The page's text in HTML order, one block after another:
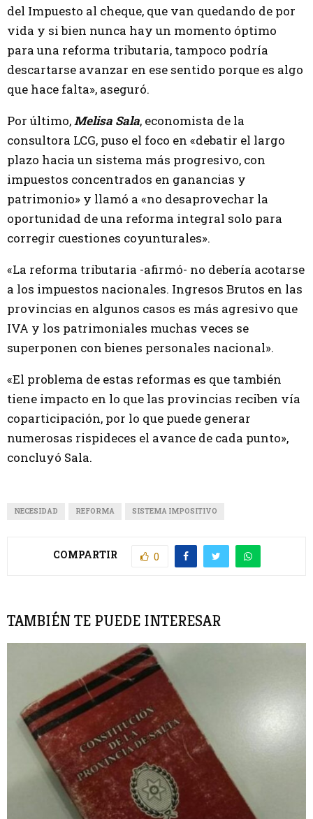
del Impuesto al cheque, que van quedando de por
vida y si bien nunca hay un momento óptimo
para una reforma tributaria, tampoco podría
descartarse avanzar en ese sentido porque es algo
que hace falta», aseguró.
Por último,Melisa Sala, economista de la
consultora LCG, puso el foco en «debatir el largo
plazo hacia un sistema más progresivo, con
impuestos concentrados en ganancias y
patrimonio» y llamó a «no desaprovechar la
oportunidad de una reforma integral solo para
corregir cuestiones coyunturales».
«La reforma tributaria -afirmó- no debería acotarse
a los impuestos nacionales. Ingresos Brutos en las
provincias en algunos casos es más agresivo que
IVA y los patrimoniales muchas veces se
superponen con bienes personales nacional».
«El problema de estas reformas es que también
tiene impacto en lo que las provincias reciben vía
coparticipación, por lo que puede generar
numerosas rispideces el avance de cada punto»,
concluyó Sala.
NECESIDAD REFORMA SISTEMA IMPOSITIVO
COMPARTIR 0
TAMBIÉN TE PUEDE INTERESAR